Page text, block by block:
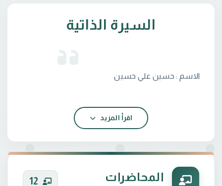
السيرة الذاتية
التحصيل الدراسي : بكلوريوس تقنيات محاسبة ،
اقرأ المزيد
المحاضرات 12